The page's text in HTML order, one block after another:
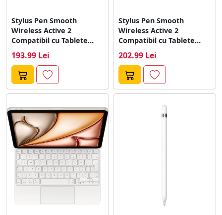
Stylus Pen Smooth
Wireless Active 2
Compatibil cu Tablete
193.99 Lei
Stylus Pen Smooth
Wireless Active 2
Compatibil cu Tablete
202.99 Lei